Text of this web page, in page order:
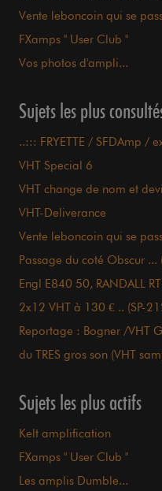
Vente leboncoin qui se
FXamps " User Club "
Vos photos d'ampli...
Sujets les plus
..::: FRYETTE / SFDAmp /
VHT Special 6
VHT change de nom et
VHT-Deliverance
Vente leboncoin qui se
Passage du coté Obscur ...
Engl E840 50, RANDALL
2x12 VHT à 130 € .. (SP-
Reportage : Bogner /VHT
du TRES gros son (VHT
Sujets les plus actifs
Kelt amplification
FXamps " User Club "
Les amplis Dumble...